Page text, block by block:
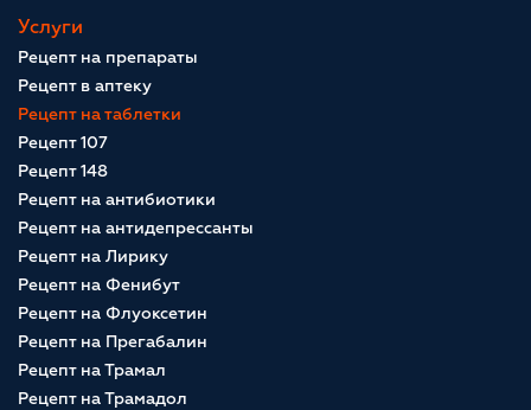
Услуги
Рецепт на препараты
Рецепт в аптеку
Рецепт на таблетки
Рецепт 107
Рецепт 148
Рецепт на антибиотики
Рецепт на антидепрессанты
Рецепт на Лирику
Рецепт на Фенибут
Рецепт на Флуоксетин
Рецепт на Прегабалин
Рецепт на Трамал
Рецепт на Трамадол